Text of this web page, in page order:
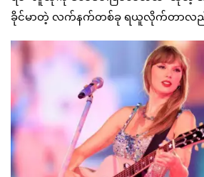
ခိုင်မာတဲ့ လက်နက်တစ်ခု ရယူလိုက်တာလည်း